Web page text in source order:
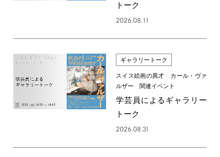
トーク
2026.08.11
ギャラリートーク
スイス絵画の異才 カール・ヴァ
ルザー 関連イベント
学芸員によるギャラリー
トーク
2026.08.31